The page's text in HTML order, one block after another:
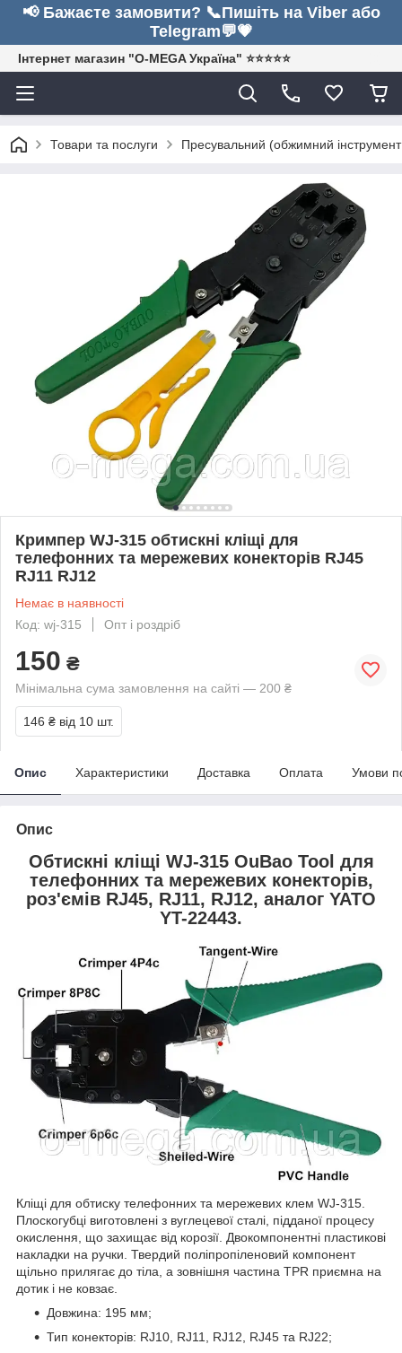
📢 Бажаєте замовити? 📞Пишіть на Viber або
Telegram💬💗
Інтернет магазин "O-MEGA Україна" ⭐⭐⭐⭐⭐
Товари та послуги Пресувальний (обжимний інструмент
Кримпер WJ-315 обтискні кліщі для
телефонних та мережевих конекторів RJ45
RJ11 RJ12
Немає в наявності
Код: wj-315
Опт і роздріб
150 ₴
Мінімальна сума замовлення на сайті — 200 ₴
146 ₴ від 10 шт.
Опис Характеристики Доставка Оплата Умови
Опис
Обтискні кліщі WJ-315 OuBao Tool для
телефонних та мережевих конекторів,
роз'ємів RJ45, RJ11, RJ12, аналог YATO
YT-22443.
Кліщі для обтиску телефонних та мережевих клем WJ-315.
Плоскогубці виготовлені з вуглецевої сталі, підданої процесу
окислення, що захищає від корозії. Двокомпонентні пластикові
накладки на ручки. Твердий поліпропіленовий компонент
щільно прилягає до тіла, а зовнішня частина TPR приємна на
дотик і не ковзає.
Довжина: 195 мм;
Тип конекторів: RJ10, RJ11, RJ12, RJ45 та RJ22;